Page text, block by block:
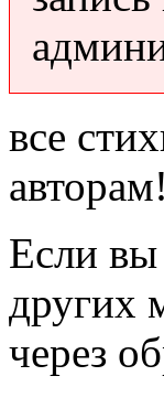
все
Если вы
других
через